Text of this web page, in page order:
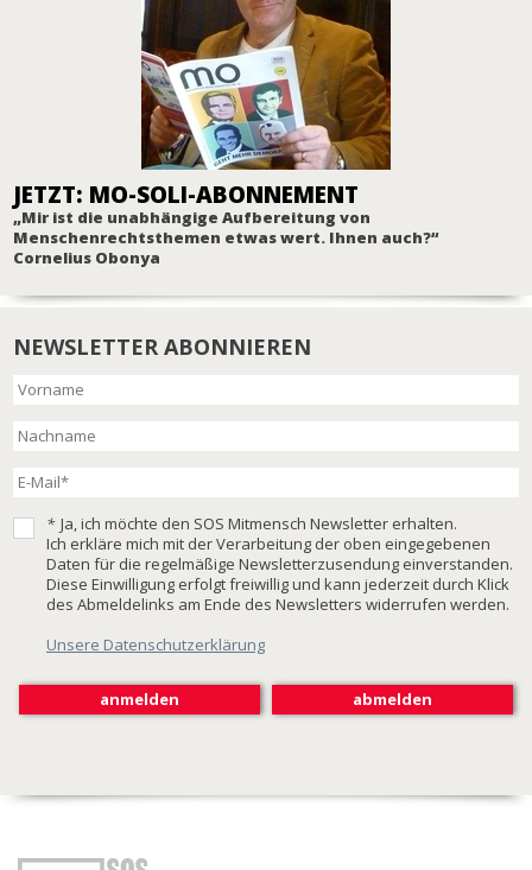
JETZT: MO-SOLI-ABONNEMENT
„Mir ist die unabhängige Aufbereitung von
Menschenrechtsthemen etwas wert. Ihnen auch?“
Cornelius Obonya
NEWSLETTER ABONNIEREN
* Ja, ich möchte den SOS Mitmensch Newsletter erhalten.
Ich erkläre mich mit der Verarbeitung der oben eingegebenen
Daten für die regelmäßige Newsletterzusendung einverstanden.
Diese Einwilligung erfolgt freiwillig und kann jederzeit durch Klick
des Abmeldelinks am Ende des Newsletters widerrufen werden.
Unsere Datenschutzerklärung